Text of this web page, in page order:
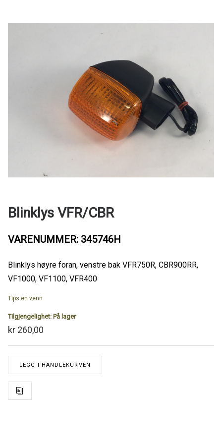
Blinklys VFR/CBR
VARENUMMER: 345746H
Blinklys høyre foran, venstre bak VFR750R, CBR900RR,
VF1000, VF1100, VFR400
Tips en venn
Tilgjengelighet: På lager
kr 260,00
LEGG I HANDLEKURVEN